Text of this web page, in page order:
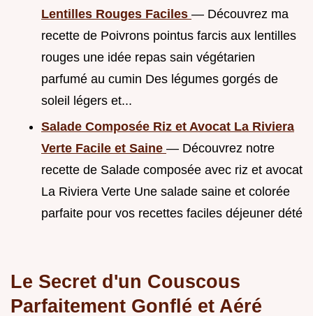
Lentilles Rouges Faciles — Découvrez ma
recette de Poivrons pointus farcis aux lentilles
rouges une idée repas sain végétarien
parfumé au cumin Des légumes gorgés de
soleil légers et...
Salade Composée Riz et Avocat La Riviera
Verte Facile et Saine — Découvrez notre
recette de Salade composée avec riz et avocat
La Riviera Verte Une salade saine et colorée
parfaite pour vos recettes faciles déjeuner dété
Le Secret d'un Couscous
Parfaitement Gonflé et Aéré